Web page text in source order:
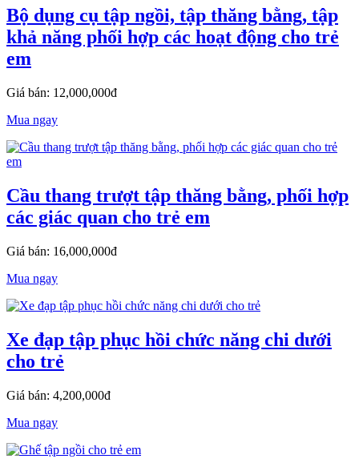
Bộ dụng cụ tập ngồi, tập thăng bằng, tập
khả năng phối hợp các hoạt động cho trẻ
em
Giá bán: 12,000,000đ
Mua ngay
Cầu thang trượt tập thăng bằng, phối hợp
các giác quan cho trẻ em
Giá bán: 16,000,000đ
Mua ngay
Xe đạp tập phục hồi chức năng chi dưới
cho trẻ
Giá bán: 4,200,000đ
Mua ngay